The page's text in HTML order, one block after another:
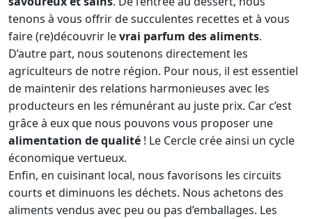
tenons à vous offrir de succulentes recettes et à vous
faire (re)découvrir levrai parfum des aliments.
D’autre part, nous soutenons directement les
agriculteurs de notre région. Pour nous, il est essentiel
de maintenir des relations harmonieuses avec les
producteurs en les rémunérant au juste prix. Car c’est
grâce à eux que nous pouvons vous proposer une
alimentation de qualité ! Le Cercle crée ainsi un cycle
économique vertueux.
Enfin, en cuisinant local, nous favorisons les circuits
courts et diminuons les déchets. Nous achetons des
aliments vendus avec peu ou pas d’emballages. Les